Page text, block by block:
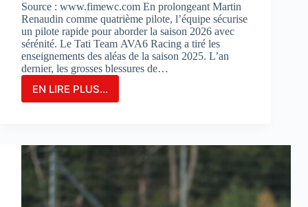
Source : www.fimewc.com En prolongeant Martin
Renaudin comme quatrième pilote, l’équipe sécurise
un pilote rapide pour aborder la saison 2026 avec
sérénité. Le Tati Team AVA6 Racing a tiré les
enseignements des aléas de la saison 2025. L’an
dernier, les grosses blessures de…
EN LIRE PLUS...
Le
RACING
PROLONGE
MARTIN
RENAUDIN
COMME